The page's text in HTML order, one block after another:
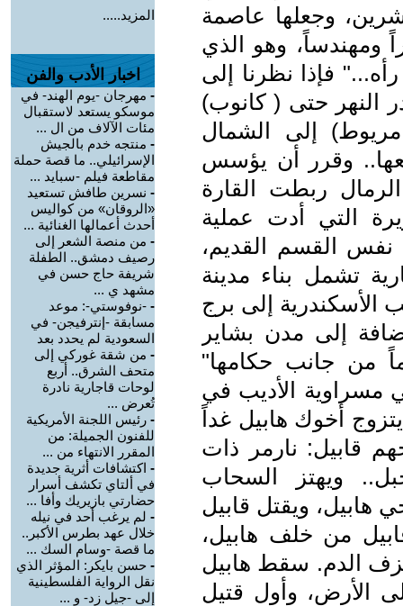
وجعلها عاصمة
ومهندساً، وهو الذي
فإذا نظرنا إلى
النهر حتى ( كانوب)
إلى الشمال
وقرر أن يؤسس
ربطت القارة
التي أدت عملية
نفس القسم القديم،
تشمل بناء مدينة
الأسكندرية إلى برج
إلى مدن بشاير
من جانب حكامها"
مسراوية الأديب في
أخوك هابيل غداً
قابيل: نارمر ذات
ويهتز السحاب
هابيل، ويقتل قابيل
من خلف هابيل،
الدم. سقط هابيل
الأرض، وأول قتيل
المزيد.....
اخبار الأدب والفن
- مهرجان -يوم الهند- في
موسكو يستعد لاستقبال
مئات الآلاف من ال ...
- منتجه خدم بالجيش
الإسرائيلي.. ما قصة حملة
مقاطعة فيلم -سبايد ...
- نسرين طافش تستعيد
«الروقان» من كواليس
أحدث أعمالها الغنائية ...
- من منصة الشعر إلى
رصيف دمشق.. الطفلة
شريفة حاج حسن في
مشهد ي ...
- -نوفوستي-: موعد
مسابقة -إنترفيجن- في
السعودية لم يحدد بعد
- من شقة غوركي إلى
متحف الشرق.. أربع
لوحات قاجارية نادرة
تُعرض ...
- رئيس اللجنة الأمريكية
للفنون الجميلة: من
المقرر الانتهاء من ...
- اكتشافات أثرية جديدة
في ألتاي تكشف أسرار
حضارتي بازيريك وأفا ...
- لم يرغب أحد في نيله
خلال عهد بطرس الأكبر..
ما قصة -وسام السك ...
- حسن بايكر: المؤثر الذي
نقل الرواية الفلسطينية
إلى -جيل زد- و ...